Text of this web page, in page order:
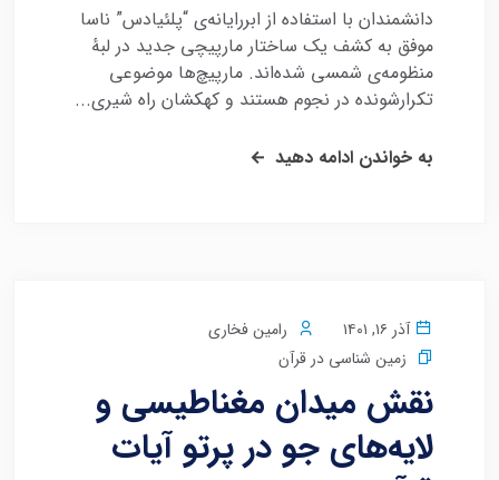
دانشمندان با استفاده از ابررایانه‌ی “پلئیادس” ناسا
موفق به کشف یک ساختار مارپیچی جدید در لبهٔ
منظومه‌ی شمسی شده‌اند. مارپیچ‌ها موضوعی
تکرارشونده در نجوم هستند و کهکشان راه شیری...
به خواندن ادامه دهید
آذر ۱۶, ۱۴۰۱
رامین فخاری
زمین شناسی در قرآن
نقش میدان مغناطیسی و
لایه‌های جو در پرتو آیات